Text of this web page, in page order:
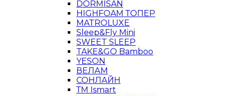
DORMISAN
HIGHFOAM ТОПЕР
MATROLUXE
Sleep&Fly Mini
SWEET SLEEP
TAKE&GO Bamboo
YESON
ВЕЛАМ
СОНЛАЙН
ТМ Ismart